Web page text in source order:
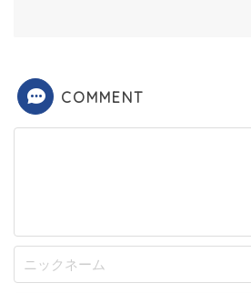
COMMENT